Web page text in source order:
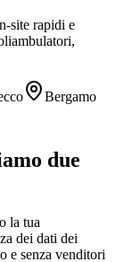
site rapidi e
Bergamo
due
la tua
dei dati dei
e senza venditori